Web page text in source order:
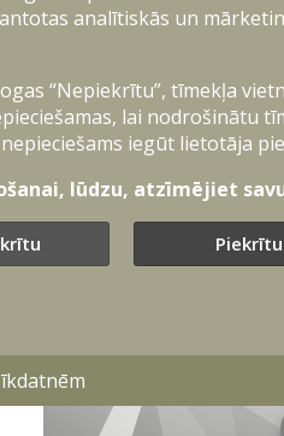
analītiskās un
“Nepiekrītu”, tīmekļa
lai nodrošinātu
iegūt lietotāja
lūdzu, atzīmējiet
Piekrītu